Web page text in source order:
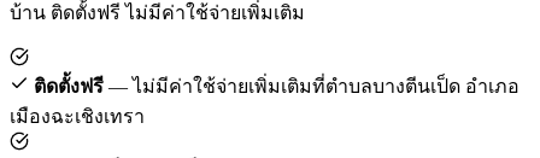
บ้าน ติดตั้งฟรี ไม่มีค่าใช้จ่ายเพิ่มเติม
ติดตั้งฟรี — ไม่มีค่าใช้จ่ายเพิ่มเติมที่ตำบลบางตีนเป็ด อำเภอ
เมืองฉะเชิงเทรา